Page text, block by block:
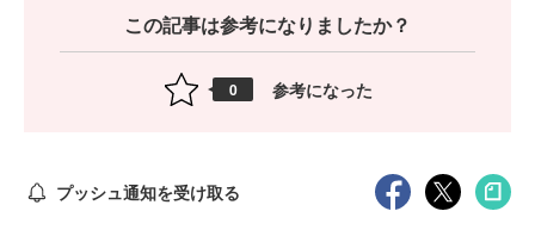
この記事は参考になりましたか？
0 参考になった
プッシュ通知を受け取る